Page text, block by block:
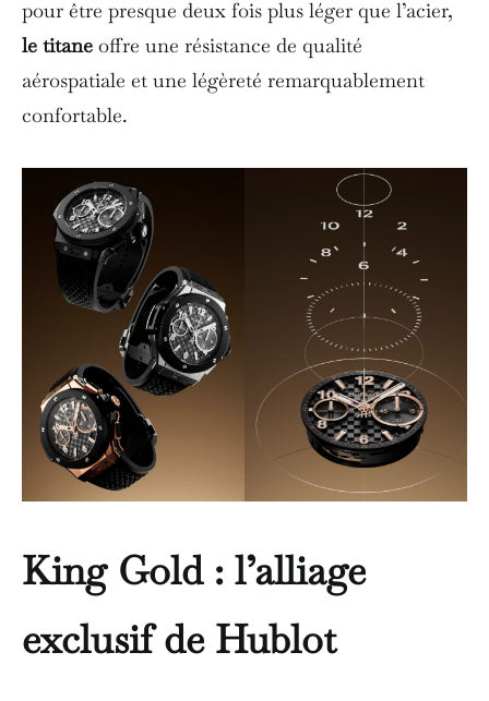
pour être presque deux fois plus léger que l’acier,
le titane offre une résistance de qualité
aérospatiale et une légèreté remarquablement
confortable.
King Gold : l’alliage
exclusif de Hublot